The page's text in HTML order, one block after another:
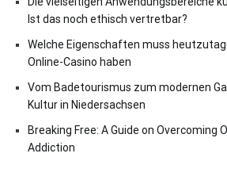
Ist das noch ethisch vertretbar?
Welche Eigenschaften muss
Online-Casino haben
Vom Badetourismus zum modernen
Kultur in Niedersachsen
Breaking Free: A Guide on Overcoming
Addiction